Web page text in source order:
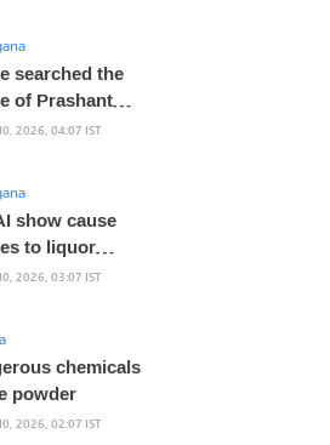
searched the
of Prashant
2026, 04:07 IST
show cause
to liquor
2026, 03:07 IST
chemicals
powder
2026, 02:07 IST